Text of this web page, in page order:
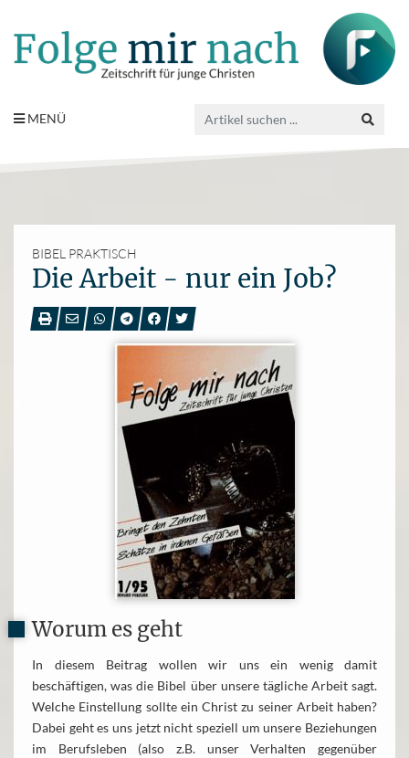
MENÜ
BIBEL PRAKTISCH
Die Arbeit - nur ein Job?
Worum es geht
In diesem Beitrag wollen wir uns ein wenig damit
beschäftigen, was die Bibel über unsere tägliche Arbeit sagt.
Welche Einstellung sollte ein Christ zu seiner Arbeit haben?
Dabei geht es uns jetzt nicht speziell um unsere Beziehungen
im Berufsleben (also z.B. unser Verhalten gegenüber